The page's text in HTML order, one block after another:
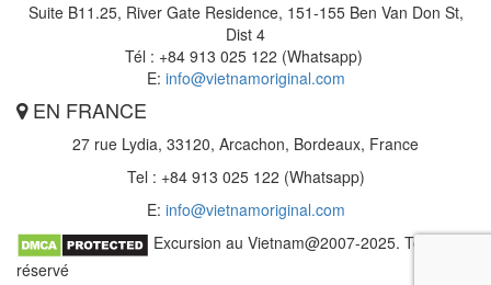
Suite B11.25, River Gate Residence, 151-155 Ben Van Don St,
Dist 4
Tél : +84 913 025 122 (Whatsapp)
E: info@vietnamoriginal.com
EN FRANCE
27 rue Lydia, 33120, Arcachon, Bordeaux, France
Tel : +84 913 025 122 (Whatsapp)
E: info@vietnamoriginal.com
Excursion au Vietnam@2007-2025. Tout droit
réservé